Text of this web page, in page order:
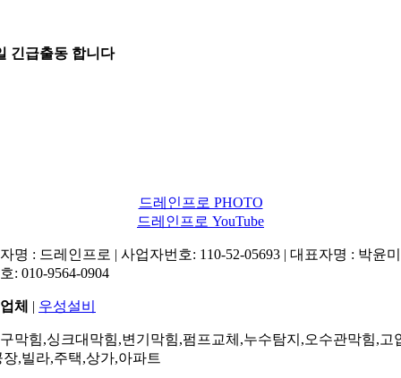
긴급출동 합니다
드레인프로 PHOTO
드레인프로 YouTube
명 : 드레인프로 | 사업자번호: 110-52-05693 | 대표자명 : 박윤
: 010-9564-0904
체 | 우성설비
막힘,싱크대막힘,변기막힘,펌프교체,누수탐지,오수관막힘,고
장,빌라,주택,상가,아파트